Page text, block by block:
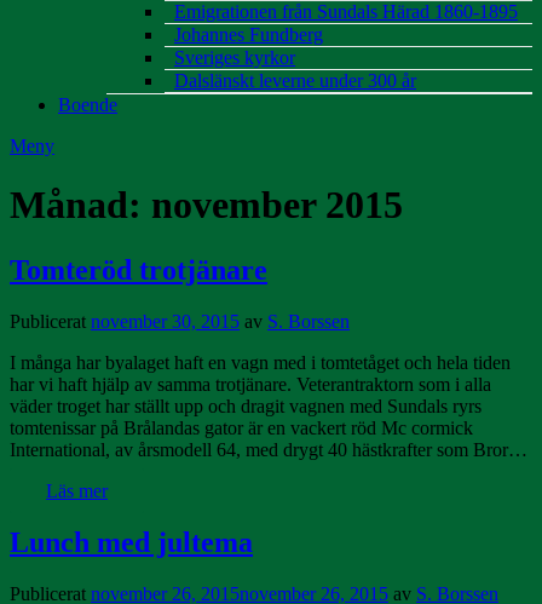
Emigrationen från Sundals Härad 1860-1895
Johannes Fundberg
Sveriges kyrkor
Dalslänskt leverne under 300 år
Boende
Meny
Månad: november 2015
Tomteröd trotjänare
Publicerat november 30, 2015 av S. Borssen
I många har byalaget haft en vagn med i tomtetåget och hela tiden
har vi haft hjälp av samma trotjänare. Veterantraktorn som i alla
väder troget har ställt upp och dragit vagnen med Sundals ryrs
tomtenissar på Brålandas gator är en vackert röd Mc cormick
International, av årsmodell 64, med drygt 40 hästkrafter som Bror…
Läs mer
Lunch med jultema
Publicerat november 26, 2015november 26, 2015 av S. Borssen